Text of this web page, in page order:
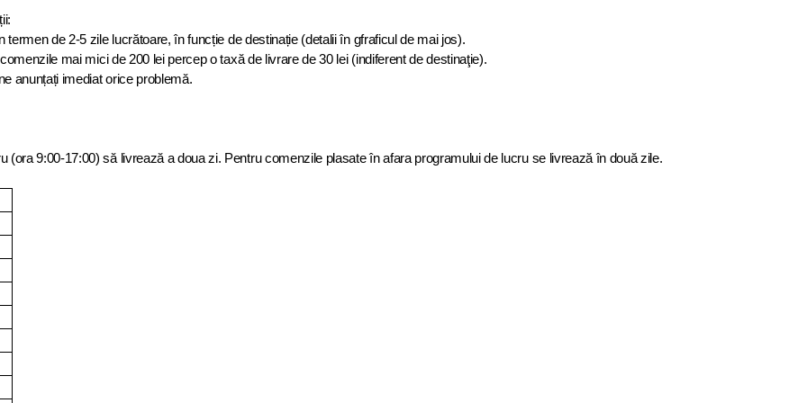
de 2-5 zile lucrătoare, în funcție de destinație (detalii în gfraficul de mai jos).
mai mici de 200 lei percep o taxă de livrare de 30 lei (indiferent de destinaţie).
anunțați imediat orice problemă.
(ora 9:00-17:00) să livrează a doua zi. Pentru comenzile plasate în afara programului de lucru se livrează în două zile.